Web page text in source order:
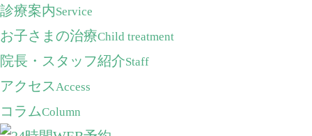
診療案内Service
お子さまの治療Child treatment
院長・スタッフ紹介Staff
アクセスAccess
コラムColumn